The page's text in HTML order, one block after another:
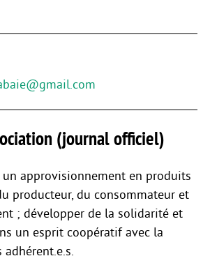
(journal officiel)
approvisionnement en produits
producteur, du consommateur et
; développer de la solidarité et
un esprit coopératif avec la